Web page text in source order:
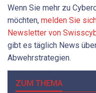
Wenn Sie mehr zu
möchten, melden Sie
Newsletter von
gibt es täglich News
Abwehrstrategien.
ZUM THEMA